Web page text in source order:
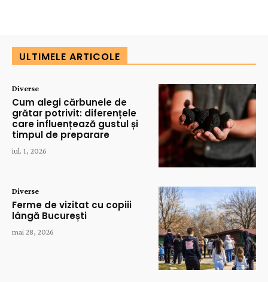
ULTIMELE ARTICOLE
Diverse
Cum alegi cărbunele de
grătar potrivit: diferențele
care influențează gustul și
timpul de preparare
iul. 1, 2026
Diverse
Ferme de vizitat cu copiii
lângă București
mai 28, 2026